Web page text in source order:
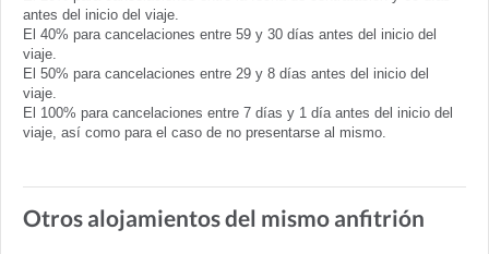
antes del inicio del viaje.
El 40% para cancelaciones entre 59 y 30 días antes del inicio del
viaje.
El 50% para cancelaciones entre 29 y 8 días antes del inicio del
viaje.
El 100% para cancelaciones entre 7 días y 1 día antes del inicio del
viaje, así como para el caso de no presentarse al mismo.
Otros alojamientos del mismo anfitrión